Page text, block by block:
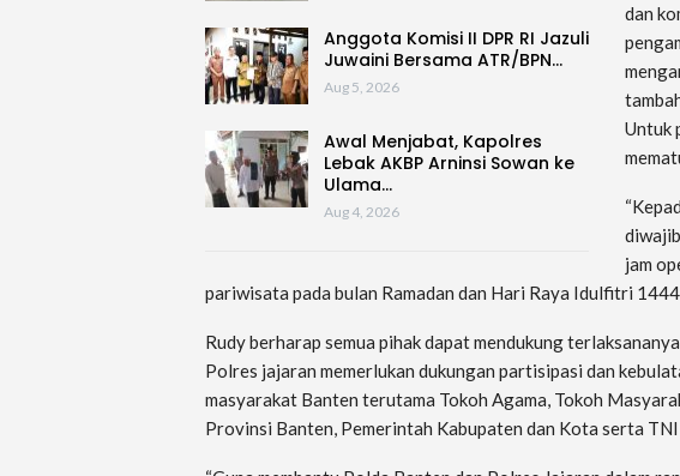
Anggota Komisi II DPR RI Jazuli
Juwaini Bersama ATR/BPN…
Aug 5, 2026
Awal Menjabat, Kapolres
Lebak AKBP Arninsi Sowan ke
Ulama…
Aug 4, 2026
dan
Untuk
jam
pariwisata pada bulan Ramadan dan Hari Raya Idulfitri
Rudy berharap semua pihak dapat mendukung
Polres jajaran memerlukan dukungan partisipasi dan
masyarakat Banten terutama Tokoh Agama, Tokoh
Provinsi Banten, Pemerintah Kabupaten dan Kota serta